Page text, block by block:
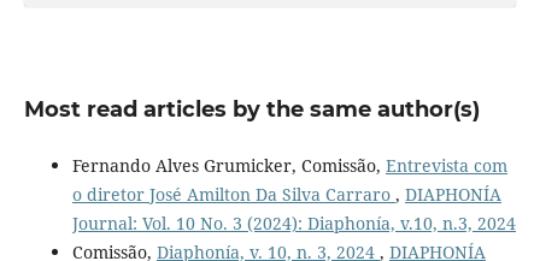
Most read articles by the same author(s)
Fernando Alves Grumicker, Comissão, Entrevista com
o diretor José Amilton Da Silva Carraro , DIAPHONÍA
Journal: Vol. 10 No. 3 (2024): Diaphonía, v.10, n.3, 2024
Comissão, Diaphonía, v. 10, n. 3, 2024 , DIAPHONÍA